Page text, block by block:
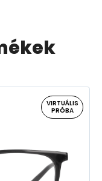
VIRTUÁLIS
PRÓBA